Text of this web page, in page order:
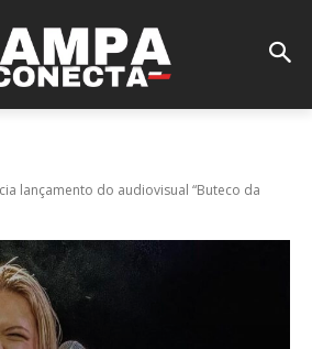
lançamento do audiovisual “Buteco da